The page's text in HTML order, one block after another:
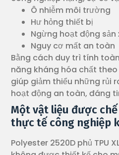
Ô nhiễm môi trường
Hư hỏng thiết bị
Ngừng hoạt động sản
Nguy cơ mất an toàn
Bằng cách duy trì tính
năng kháng hóa chất
giúp giảm thiểu những rủi
hoạt động an toàn, đáng
Một vật liệu được
thực tế công nghiệp
Polyester 2520D phủ TPU